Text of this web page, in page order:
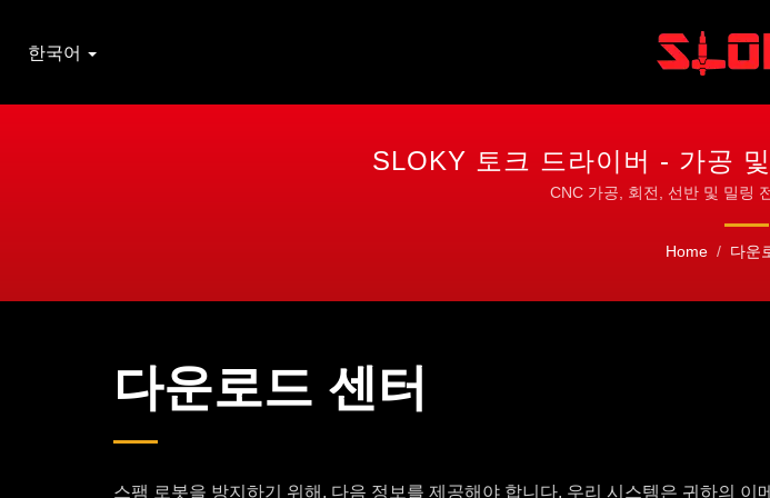
한국어
SLOKY 토크 드라이버 - 가공
CNC 가공, 회전, 선반 및 밀링
Home / 다운
다운로드 센터
스팸 로봇을 방지하기 위해, 다음 정보를 제공해야 합니다. 우리 시스템은 귀하의